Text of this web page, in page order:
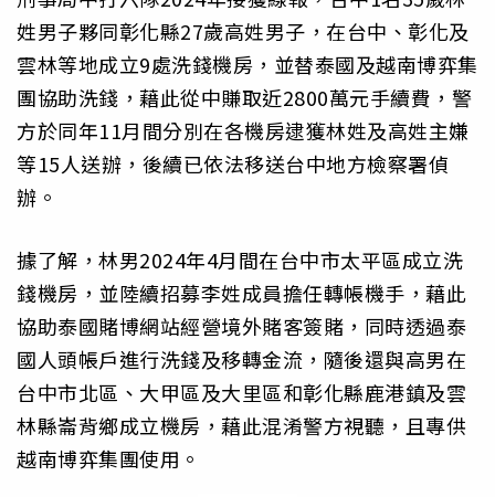
姓男子夥同彰化縣27歲高姓男子，在台中、彰化及
雲林等地成立9處洗錢機房，並替泰國及越南博弈集
團協助洗錢，藉此從中賺取近2800萬元手續費，警
方於同年11月間分別在各機房逮獲林姓及高姓主嫌
等15人送辦，後續已依法移送台中地方檢察署偵
辦。
據了解，林男2024年4月間在台中市太平區成立洗
錢機房，並陸續招募李姓成員擔任轉帳機手，藉此
協助泰國賭博網站經營境外賭客簽賭，同時透過泰
國人頭帳戶進行洗錢及移轉金流，隨後還與高男在
台中市北區、大甲區及大里區和彰化縣鹿港鎮及雲
林縣崙背鄉成立機房，藉此混淆警方視聽，且專供
越南博弈集團使用。